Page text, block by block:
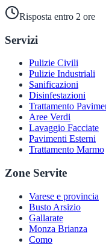
Risposta entro 2 ore
Servizi
Pulizie Civili
Pulizie Industriali
Sanificazioni
Disinfestazioni
Trattamento
Aree Verdi
Lavaggio Facciate
Pavimenti Esterni
Trattamento Marmo
Zone Servite
Varese e provincia
Busto Arsizio
Gallarate
Monza Brianza
Como